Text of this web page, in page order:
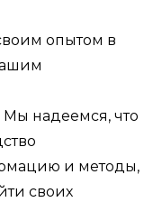
опытом в
Мы надеемся, что
и методы,
своих